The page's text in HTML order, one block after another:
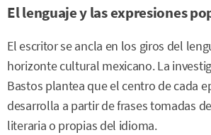
El lenguaje y las expresiones
El escritor se ancla en los giros del
horizonte cultural mexicano. La
Bastos plantea que el centro de cada
desarrolla a partir de frases tomadas
literaria o propias del idioma.